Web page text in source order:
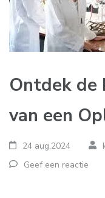
Ontdek de
van een
24 aug,2024
Geef een reactie